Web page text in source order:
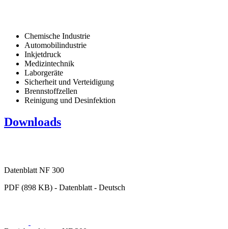
Chemische Industrie
Automobilindustrie
Inkjetdruck
Medizintechnik
Laborgeräte
Sicherheit und Verteidigung
Brennstoffzellen
Reinigung und Desinfektion
Downloads
Datenblatt NF 300
PDF (898 KB) - Datenblatt - Deutsch